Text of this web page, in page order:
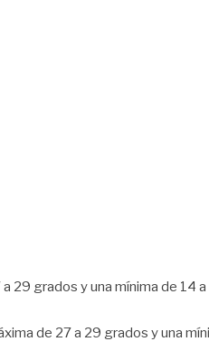
29 grados y una mínima de 14
de 27 a 29 grados y una